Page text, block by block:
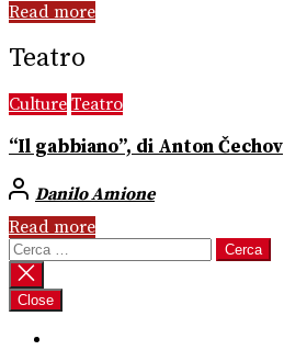
Read more
Teatro
Culture Teatro
“Il gabbiano”, di Anton Čechov
Danilo Amione
Read more
Ricerca
per:
Close